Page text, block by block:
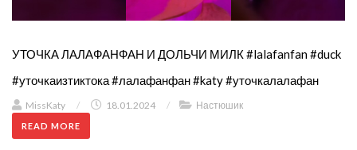
УТОЧКА ЛАЛАФАНФАН И ДОЛЬЧИ МИЛК #lalafanfan #duck
#уточкаизтиктока #лалафанфан #katy #уточкалалафан
MissKaty / 18.01.2024 / Настюшик
READ MORE